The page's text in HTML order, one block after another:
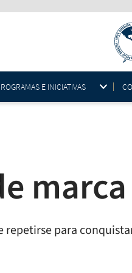
E INICIATIVAS
repetirse para